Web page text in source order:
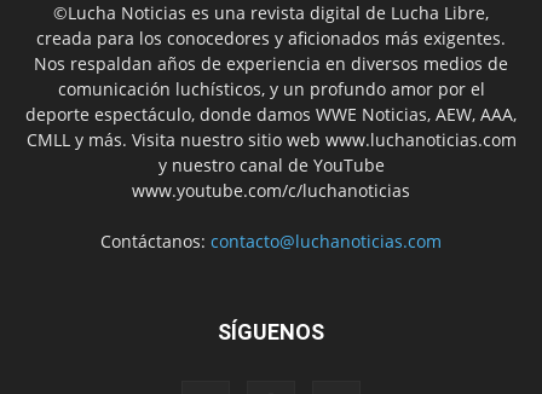
©Lucha Noticias es una revista digital de Lucha Libre,
creada para los conocedores y aficionados más exigentes.
Nos respaldan años de experiencia en diversos medios de
comunicación luchísticos, y un profundo amor por el
deporte espectáculo, donde damos WWE Noticias, AEW, AAA,
CMLL y más. Visita nuestro sitio web www.luchanoticias.com
y nuestro canal de YouTube
www.youtube.com/c/luchanoticias
Contáctanos: contacto@luchanoticias.com
SÍGUENOS